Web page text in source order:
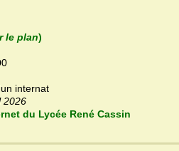
le plan)
internat
Dernière mise à jour : avril 2026
Accédez au site Internet du Lycée René Cassin